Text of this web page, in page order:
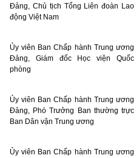
Đảng, Chủ tịch Tổng Liên đoàn Lao
động Việt Nam
Ủy viên Ban Chấp hành Trung ương
Đảng, Giám đốc Học viện Quốc
phòng
Ủy viên Ban Chấp hành Trung ương
Đảng, Phó Trưởng Ban thường trực
Ban Dân vận Trung ương
Ủy viên Ban Chấp hành Trung ương